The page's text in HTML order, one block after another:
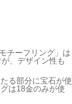
チーフリング」は
、デザイン性も
る部分に宝石が使
は18金のみが使